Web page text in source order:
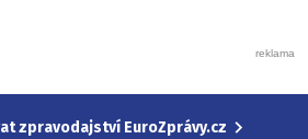
zpravodajství EuroZprávy.cz